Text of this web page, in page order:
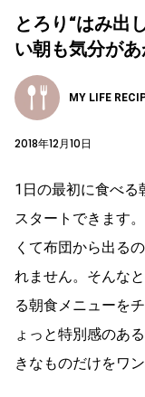
とろり“はみ出
い朝も気分が
MY LIFE
2018年12月10日
1日の最初に食べる
スタートできます
くて布団から出る
れません。そんな
る朝食メニューを
ょっと特別感のあ
きなものだけをワ